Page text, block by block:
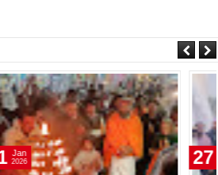
27 Jan
2026